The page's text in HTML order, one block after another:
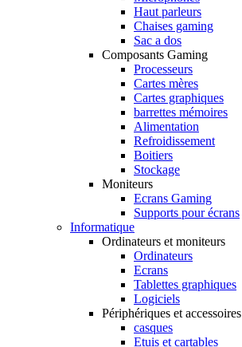
Haut parleurs
Chaises gaming
Sac a dos
Composants Gaming
Processeurs
Cartes mères
Cartes graphiques
barrettes mémoires
Alimentation
Refroidissement
Boitiers
Stockage
Moniteurs
Ecrans Gaming
Supports pour écrans
Informatique
Ordinateurs et moniteurs
Ordinateurs
Ecrans
Tablettes graphiques
Logiciels
Périphériques et accessoires
casques
Etuis et cartables